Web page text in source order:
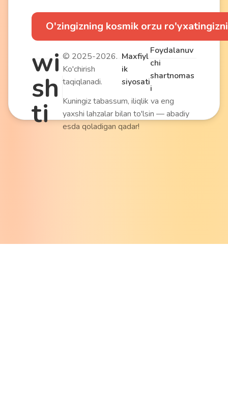
O'zingizning kosmik orzu
wi
sh
ti
© 2025-2026.
Ko'chirish
taqiqlanadi.
Maxfiyl
ik
siyosati
Foydalanuv
chi
shartnomas
i
Kuningiz tabassum, iliqlik va eng
yaxshi lahzalar bilan to'lsin — abadiy
esda qoladigan qadar!